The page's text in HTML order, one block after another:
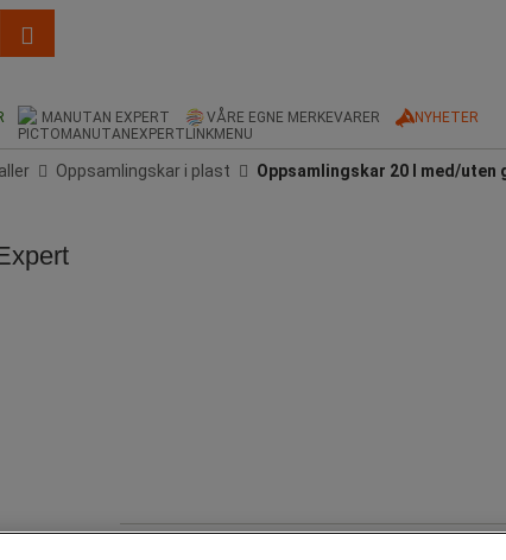
MANUTAN EXPERT VÅRE EGNE MERKEVARER NYHETER
Oppsamlingskar i plast Oppsamlingskar 20 l med/uten